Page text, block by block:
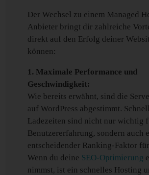
Der Wechsel zu einem Managed
Anbieter bringt dir zahlreiche
direkt auf den Erfolg deiner
können:
1. Maximale Performance und
Geschwindigkeit:
Wie bereits erwähnt, sind die
auf WordPress abgestimmt.
Ladezeiten sind nicht nur wichtig
Benutzererfahrung, sondern auch
entscheidender Ranking-Faktor
Wenn du deine SEO-Optimierung
nimmst, ist ein schnelles Hosting